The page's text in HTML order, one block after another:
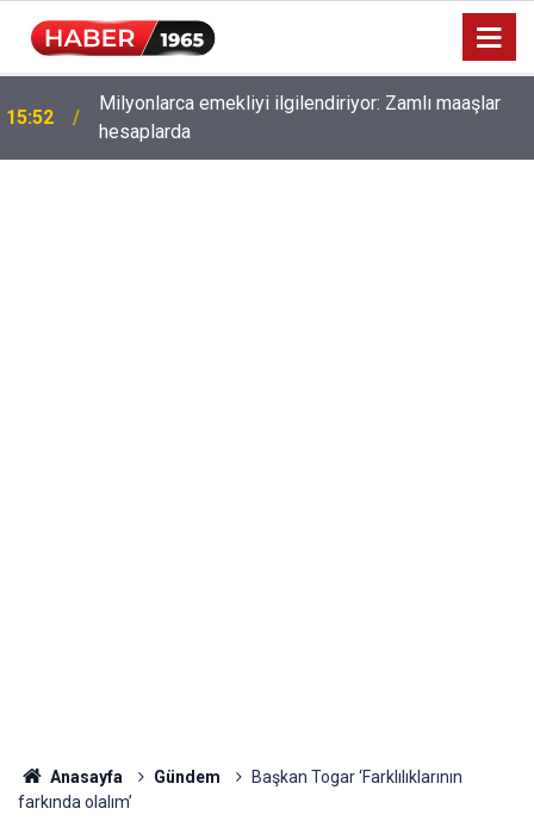
15:52
Milyonlarca emekliyi ilgilendiriyor: Zamlı maaşlar
hesaplarda
Anasayfa Gündem
Başkan Togar ‘Farklılıklarının
farkında olalım’